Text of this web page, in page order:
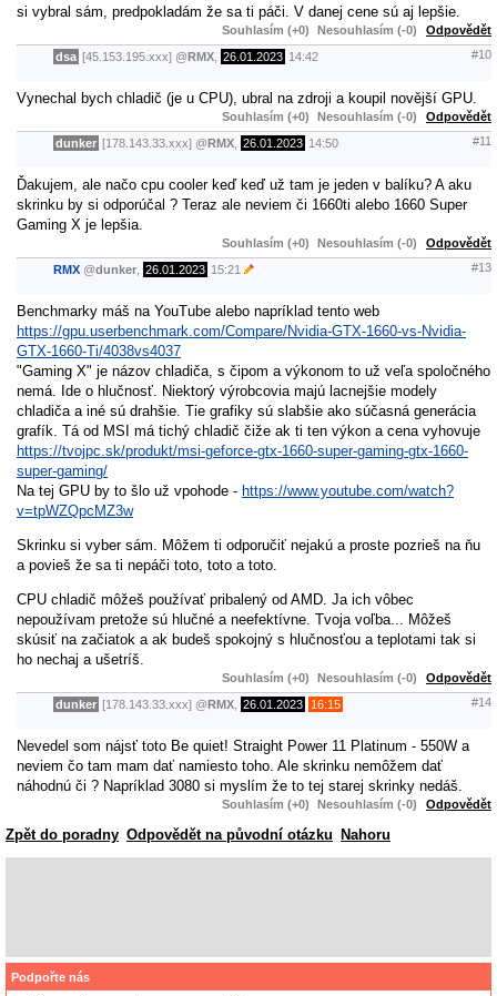
si vybral sám, predpokladám že sa ti páči. V danej cene sú aj lepšie.
Souhlasím (+0) Nesouhlasím (-0) Odpovědět
dsa [45.153.195.xxx] @RMX 26.01.2023 14:42 #10
Vynechal bych chladič (je u CPU), ubral na zdroji a koupil novější GPU.
Souhlasím (+0) Nesouhlasím (-0) Odpovědět
dunker [178.143.33.xxx] @RMX 26.01.2023 14:50 #11
Ďakujem, ale načo cpu cooler keď keď už tam je jeden v balíku? A aku
skrinku by si odporúčal ? Teraz ale neviem či 1660ti alebo 1660 Super
Gaming X je lepšia.
Souhlasím (+0) Nesouhlasím (-0) Odpovědět
RMX @dunker 26.01.2023 15:21 #13
Benchmarky máš na YouTube alebo napríklad tento web
https://gpu.userbenchmark.com/Compare/Nvidia-GTX-1660-vs-Nvidia-
GTX-1660-Ti/4038vs4037
"Gaming X" je názov chladiča, s čipom a výkonom to už veľa spoločného
nemá. Ide o hlučnosť. Niektorý výrobcovia majú lacnejšie modely
chladiča a iné sú drahšie. Tie grafiky sú slabšie ako súčasná generácia
grafík. Tá od MSI má tichý chladič čiže ak ti ten výkon a cena vyhovuje
https://tvojpc.sk/produkt/msi-geforce-gtx-1660-super-gaming-gtx-1660-
super-gaming/
Na tej GPU by to šlo už vpohode - https://www.youtube.com/watch?
v=tpWZQpcMZ3w
Skrinku si vyber sám. Môžem ti odporučiť nejakú a proste pozrieš na ňu
a povieš že sa ti nepáči toto, toto a toto.
CPU chladič môžeš používať pribalený od AMD. Ja ich vôbec
nepoužívam pretože sú hlučné a neefektívne. Tvoja voľba... Môžeš
skúsiť na začiatok a ak budeš spokojný s hlučnosťou a teplotami tak si
ho nechaj a ušetríš.
Souhlasím (+0) Nesouhlasím (-0) Odpovědět
dunker [178.143.33.xxx] @RMX 26.01.2023 16:15 #14
Nevedel som nájsť toto Be quiet! Straight Power 11 Platinum - 550W a
neviem čo tam mam dať namiesto toho. Ale skrinku nemôžem dať
náhodnú či ? Napríklad 3080 si myslím že to tej starej skrinky nedáš.
Souhlasím (+0) Nesouhlasím (-0) Odpovědět
Zpět do poradny Odpovědět na původní otázku Nahoru
Podpořte nás